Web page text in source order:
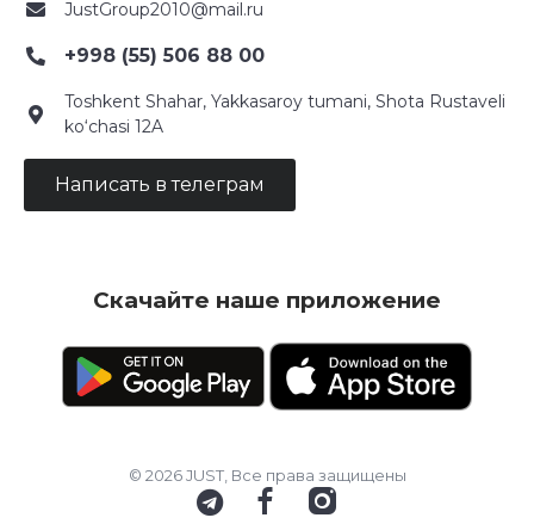
JustGroup2010@mail.ru
+998 (55) 506 88 00
Toshkent Shahar, Yakkasaroy tumani, Shota Rustaveli
ko‘chasi 12A
Написать в телеграм
Скачайте наше приложение
© 2026 JUST, Все права защищены